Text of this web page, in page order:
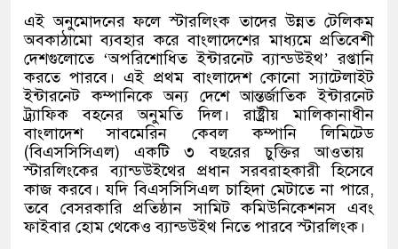
এই অনুমোদনের ফলে স্টারলিংক তাদের উন্নত টেলিকম
অবকাঠামো ব্যবহার করে বাংলাদেশের মাধ্যমে প্রতিবেশী
দেশগুলোতে‘অপরিশোধিত ইন্টারনেট ব্যান্ডউইথ’রপ্তানি
করতে পারবে। এই প্রথম বাংলাদেশ কোনো স্যাটেলাইট
ইন্টারনেট কম্পানিকে অন্য দেশে আন্তর্জাতিক ইন্টারনেট
ট্র্যাফিক বহনের অনুমতি দিল। রাষ্ট্রীয় মালিকানাধীন
বাংলাদেশ সাবমেরিন কেবল কম্পানি লিমিটেড
(বিএসসিসিএল)একটি ৩ বছরের চুক্তির আওতায়
স্টারলিংকের ব্যান্ডউইথের প্রধান সরবরাহকারী হিসেবে
কাজ করবে। যদি বিএসসিসিএল চাহিদা মেটাতে না পারে,
তবে বেসরকারি প্রতিষ্ঠান সামিট কমিউনিকেশনস এবং
ফাইবার হোম থেকেও ব্যান্ডউইথ নিতে পারবে স্টারলিংক।